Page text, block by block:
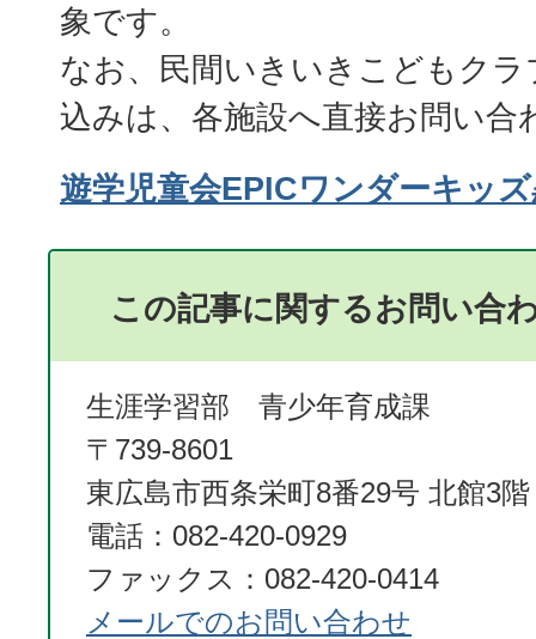
象です。
なお、民間いきいきこどもク
込みは、各施設へ直接お問い合
遊学児童会EPICワンダーキッ
この記事に関するお問い合
生涯学習部 青少年育成課
〒739-8601
東広島市西条栄町8番29号 北館3階
電話：082-420-0929
ファックス：082-420-0414
メールでのお問い合わせ